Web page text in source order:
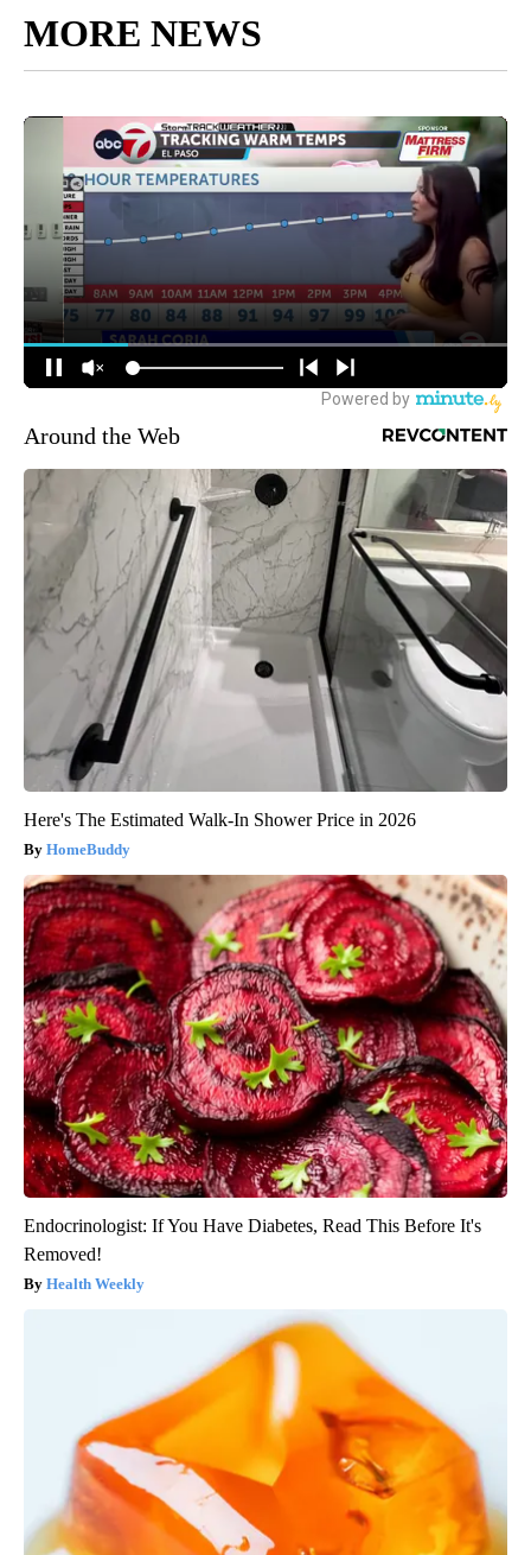
MORE NEWS
Around the Web
Here's The Estimated Walk-In Shower Price in 2026
HomeBuddy
Endocrinologist: If You Have Diabetes, Read This Before It's
Removed!
Health Weekly